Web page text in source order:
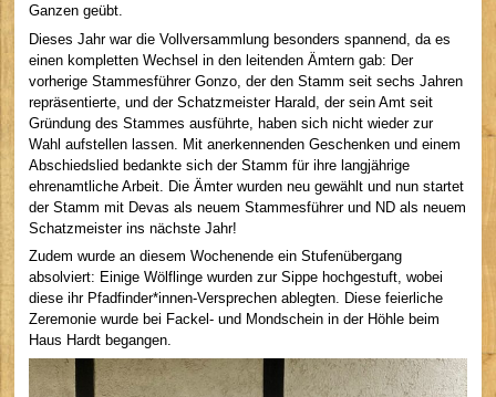
Ganzen geübt.
Dieses Jahr war die Vollversammlung besonders spannend, da es
einen kompletten Wechsel in den leitenden Ämtern gab: Der
vorherige Stammesführer Gonzo, der den Stamm seit sechs Jahren
repräsentierte, und der Schatzmeister Harald, der sein Amt seit
Gründung des Stammes ausführte, haben sich nicht wieder zur
Wahl aufstellen lassen. Mit anerkennenden Geschenken und einem
Abschiedslied bedankte sich der Stamm für ihre langjährige
ehrenamtliche Arbeit. Die Ämter wurden neu gewählt und nun startet
der Stamm mit Devas als neuem Stammesführer und ND als neuem
Schatzmeister ins nächste Jahr!
Zudem wurde an diesem Wochenende ein Stufenübergang
absolviert: Einige Wölflinge wurden zur Sippe hochgestuft, wobei
diese ihr Pfadfinder*innen-Versprechen ablegten. Diese feierliche
Zeremonie wurde bei Fackel- und Mondschein in der Höhle beim
Haus Hardt begangen.